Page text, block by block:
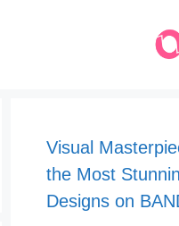
Visual
the Most
Designs on